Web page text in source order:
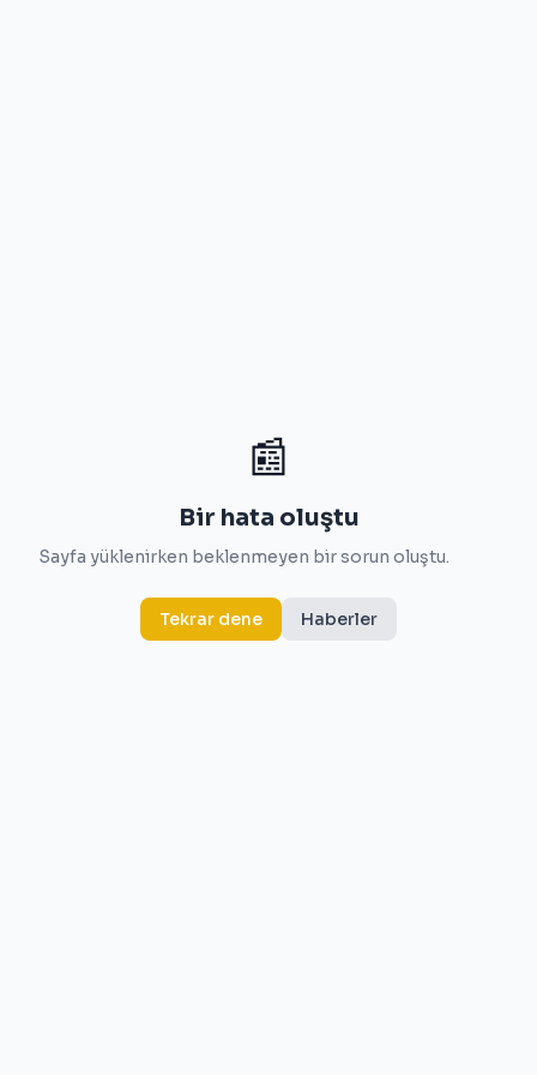
📰
Bir hata oluştu
Sayfa yüklenirken beklenmeyen bir sorun oluştu.
Tekrar dene Haberler